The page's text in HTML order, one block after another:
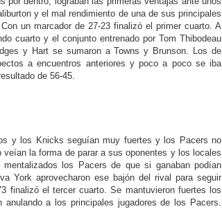
y el mal rendimiento de una de sus principales
un marcador de 27-23 finalizó el primer cuarto. A
cuarto y el conjunto entrenado por Tom Thibodeau
y Hart se sumaron a Towns y Brunson. Los de
a encuentros anteriores y poco a poco se iba
de 56-45.
y los Knicks seguían muy fuertes y los Pacers no
la forma de parar a sus oponentes y los locales
los Pacers de que si ganaban podían
York aprovecharon ese bajón del rival para seguir
finalizó el tercer cuarto. Se mantuvieron fuertes los
a los principales jugadores de los Pacers.